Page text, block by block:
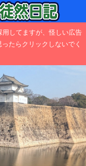
してますが、怪しい広告
たらクリックしないでく